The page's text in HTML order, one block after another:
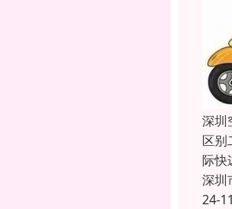
深圳
区
际快
深圳
24-